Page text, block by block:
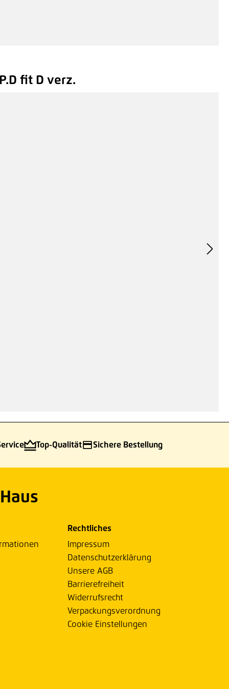
fit D verz.
Top-Qualität Sichere Bestellung
Rechtliches
Impressum
Datenschutzerklärung
Unsere AGB
Barrierefreiheit
Widerrufsrecht
Verpackungsverordnung
Cookie Einstellungen